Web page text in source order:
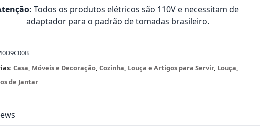
Todos os produtos elétricos são 110V e necessitam de
adaptador para o padrão de tomadas brasileiro.
Casa, Móveis e Decoração,Cozinha, Louça e Artigos para Servir, Louça,
de Jantar